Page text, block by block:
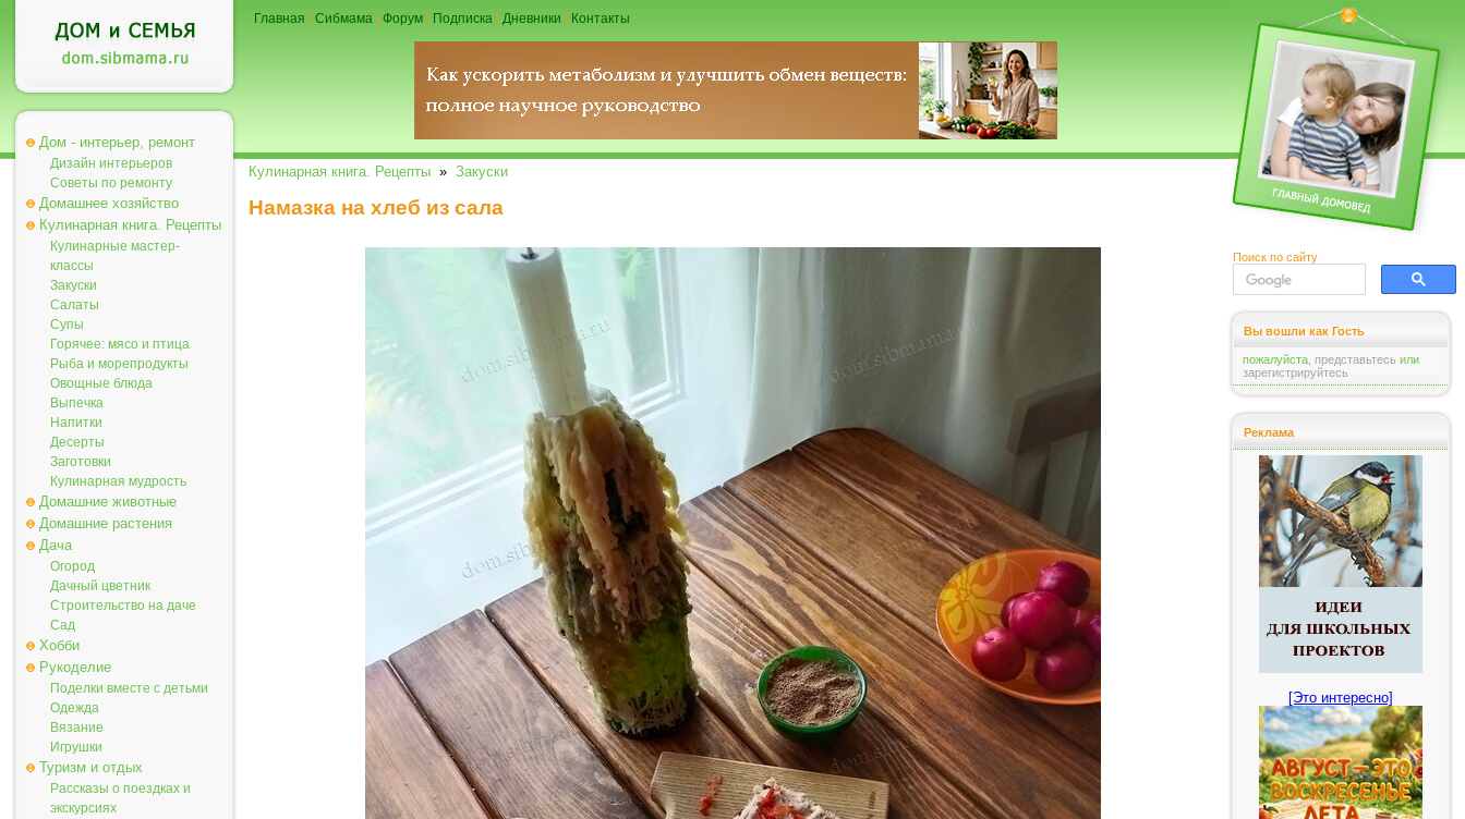
Дом - интерьер, ремонт
Дизайн интерьеров
Советы по ремонту
Домашнее хозяйство
Кулинарная книга. Рецепты
Кулинарные мастер-
классы
Закуски
Салаты
Супы
Горячее: мясо и птица
Рыба и морепродукты
Овощные блюда
Выпечка
Напитки
Десерты
Заготовки
Кулинарная мудрость
Домашние животные
Домашние растения
Дача
Огород
Дачный цветник
Строительство на даче
Сад
Хобби
Рукоделие
Поделки вместе с детьми
Одежда
Вязание
Игрушки
Туризм и отдых
Рассказы о поездках и
экскурсиях
Главная Сибмама Форум Подписка Дневники Контакты
Кулинарная книга. Рецепты » Закуски
Намазка на хлеб из сала
Поиск по сайту
Вы вошли как Гость
пожалуйста, представьтесь или
зарегистрируйтесь
Реклама
[Это интересно]